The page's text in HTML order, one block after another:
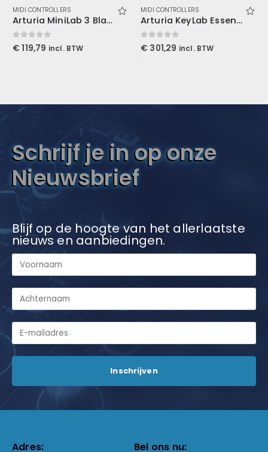
MIDI CONTROLLERS
Arturia MiniLab 3 Black
0out of 5
€ 119,79 incl. BTW
MIDI CONTROLLERS
Arturia KeyLab Essential 3 61 White
0out of 5
€ 301,29 incl. BTW
Schrijf je in op onze
Nieuwsbrief
Blijf op de hoogte van het allerlaatste
nieuws en aanbiedingen.
Adres: Bel ons nu: